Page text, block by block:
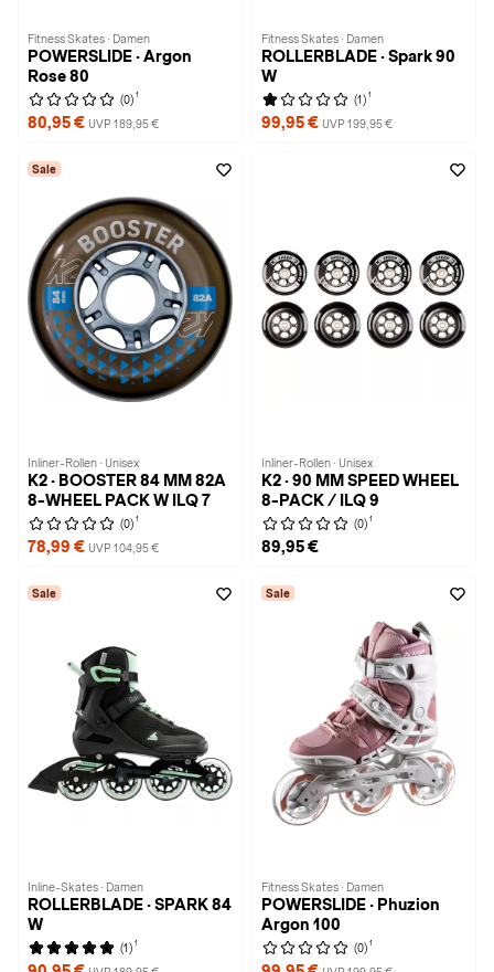
Fitness Skates · Damen
POWERSLIDE · Argon
Rose 80
(0) 1
80,95 € UVP 189,95 €
Fitness Skates · Damen
ROLLERBLADE · Spark 90
W
(1) 1
99,95 € UVP 199,95 €
Sale
Inliner-Rollen · Unisex
K2 · BOOSTER 84 MM 82A
8-WHEEL PACK W ILQ 7
(0) 1
78,99 € UVP 104,95 €
Inliner-Rollen · Unisex
K2 · 90 MM SPEED WHEEL
8-PACK / ILQ 9
(0) 1
89,95 €
Sale
Inline-Skates · Damen
ROLLERBLADE · SPARK 84
W
(1) 1
Sale
Fitness Skates · Damen
POWERSLIDE · Phuzion
Argon 100
(0) 1